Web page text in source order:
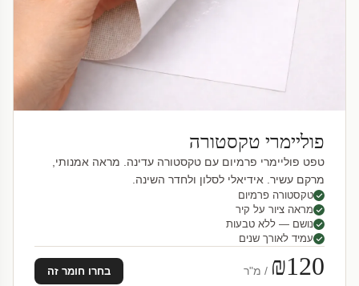
פוליימרי טקסטורה
טפט פוליימרי פרמיום עם טקסטורה עדינה. מראה אמנותי,
מרקם עשיר. אידיאלי לסלון ולחדר השינה.
טקסטורה פרמיום
מראה ציור על קיר
נושם — ללא טבעות
עמיד לאורך שנים
₪120 / מ"ר בחרו חומר זה